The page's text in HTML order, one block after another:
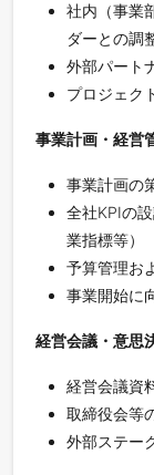
社内（事業
ダーとの調
外部パート
プロジェク
事業計画・経営
事業計画の
全社KPIの
業指標等）
予算管理お
事業開始に
経営会議・意思
経営会議資
取締役会等
外部ステー